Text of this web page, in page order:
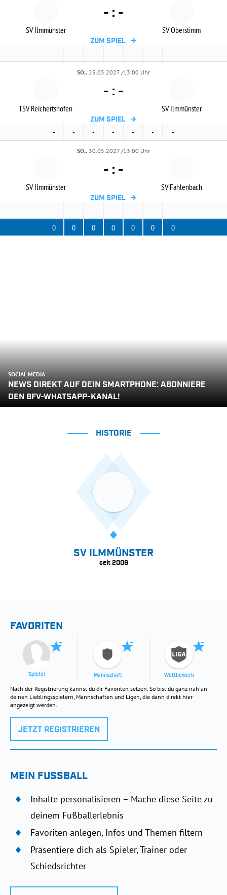
SV Ilmmünster
- : -
SV Oberstimm
ZUM SPIEL
- - - - - - -
SO.. 23.05.2027 /13:00 Uhr
TSV Reichertshofen
- : -
SV Ilmmünster
ZUM SPIEL
- - - - - - -
SO.. 30.05.2027 /13:00 Uhr
SV Ilmmünster
- : -
SV Fahlenbach
ZUM SPIEL
- - - - - -
-
0
0 0 0 0 0 0
SOCIAL MEDIA
NEWS DIREKT AUF DEIN SMARTPHONE: ABONNIERE
DEN BFV-WHATSAPP-KANAL!
HISTORIE
SV ILMMÜNSTER
seit 2006
FAVORITEN
Spieler Mannschaft Wettbewerb
Nach der Registrierung kannst du dir Favoriten setzen. So bist du ganz nah an
deinen Lieblingsspielern, Mannschaften und Ligen, die dann direkt hier
angezeigt werden.
JETZT REGISTRIEREN
MEIN FUSSBALL
Inhalte personalisieren – Mache diese Seite zu
deinem Fußballerlebnis
Favoriten anlegen, Infos und Themen filtern
Präsentiere dich als Spieler, Trainer oder
Schiedsrichter